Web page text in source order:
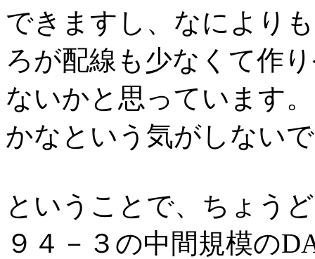
できますし、なにより
ろが配線も少なくて作
ないかと思っています
かなという気がしない
ということで、ちょう
９４－３の中間規模の